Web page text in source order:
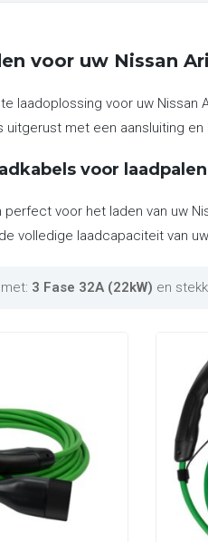
voor uw Nissan
laadoplossing voor uw Nissan
uitgerust met een aansluiting en
voor laadpalen
voor het laden van uw
volledige laadcapaciteit van
3 Fase 32A (22kW) en